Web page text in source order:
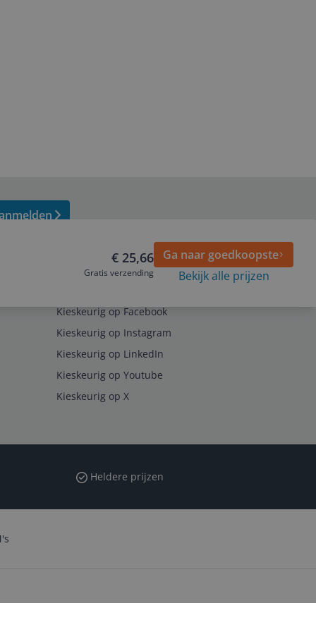
€ 25,66
Gratis verzending
Ga naar goedkoopste
Bekijk alle prijzen
Kieskeurig op Facebook
Kieskeurig op Instagram
Kieskeurig op LinkedIn
Kieskeurig op Youtube
Kieskeurig op X
Heldere prijzen